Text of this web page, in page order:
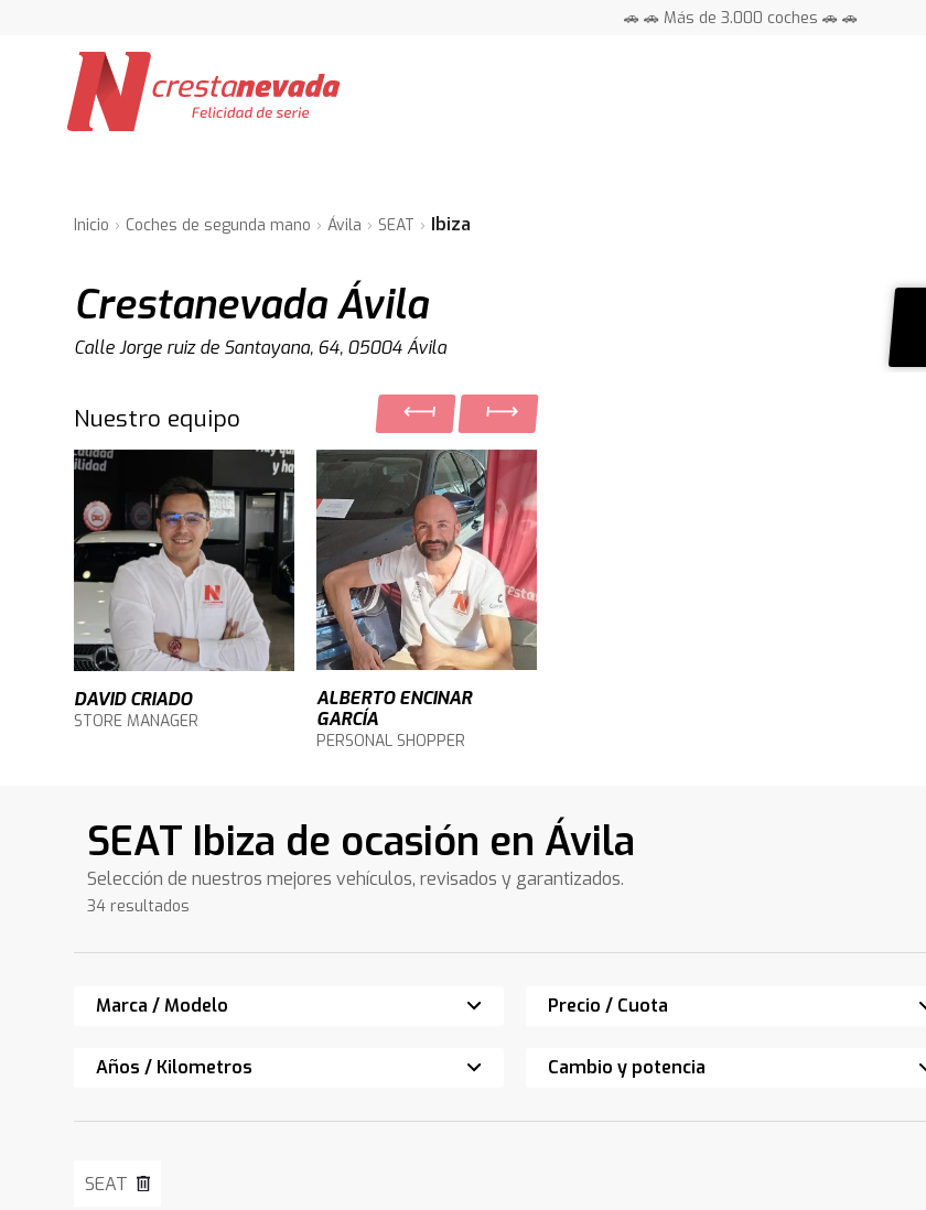
🚗 🚗 Más de 3.000 coches 🚗 🚗
Inicio Coches de segunda mano Ávila SEAT Ibiza
Crestanevada Ávila
Calle Jorge ruiz de Santayana, 64, 05004 Ávila
Nuestro equipo
DAVID CRIADO
STORE MANAGER
ALBERTO ENCINAR
GARCÍA
PERSONAL SHOPPER
SEAT Ibiza de ocasión en Ávila
Selección de nuestros mejores vehículos, revisados y garantizados.
34 resultados
Marca / Modelo Precio / Cuota
Años / Kilometros Cambio y potencia
SEAT